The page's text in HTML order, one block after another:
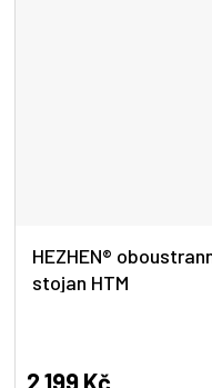
HEZHEN®
stojan HTM
produktu
2 199 Kč